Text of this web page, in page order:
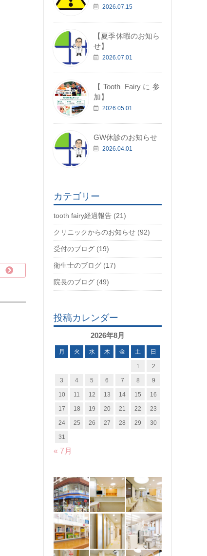
2026.07.15
【夏季休暇のお知ら
せ】
2026.07.01
【Tooth Fairyに参
加】
2026.05.01
GW休診のお知らせ
2026.04.01
カテゴリー
tooth fairy経過報告 (21)
クリニックからのお知らせ (92)
受付のブログ (19)
衛生士のブログ (17)
院長のブログ (49)
投稿カレンダー
2026年8月
月 火 水 木 金 土 日
1 2
3 4 5 6 7 8 9
10 11 12 13 14 15 16
17 18 19 20 21 22 23
24 25 26 27 28 29 30
31
« 7月